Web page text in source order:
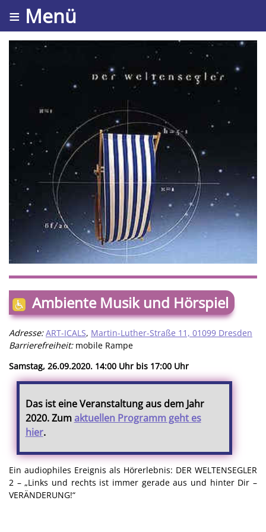
≡ Menü
Ambiente Musik und Hörspiel
Adresse: ART-ICALS, Martin-Luther-Straße 11, 01099 Dresden
Barrierefreiheit:mobile Rampe
Samstag, 26.09.2020. 14:00 Uhr bis 17:00 Uhr
Das ist eine Veranstaltung aus dem Jahr
2020. Zumaktuellen Programm geht es
hier.
Ein audiophiles Ereignis als Hörerlebnis: DER WELTENSEGLER
2 – „Links und rechts ist immer gerade aus und hinter Dir –
VERÄNDERUNG!“